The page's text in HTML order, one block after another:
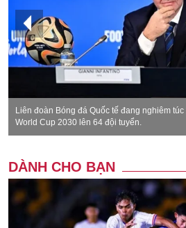
Liên đoàn Bóng đá Quốc tế đang nghiêm
World Cup 2030 lên 64 đội tuyển.